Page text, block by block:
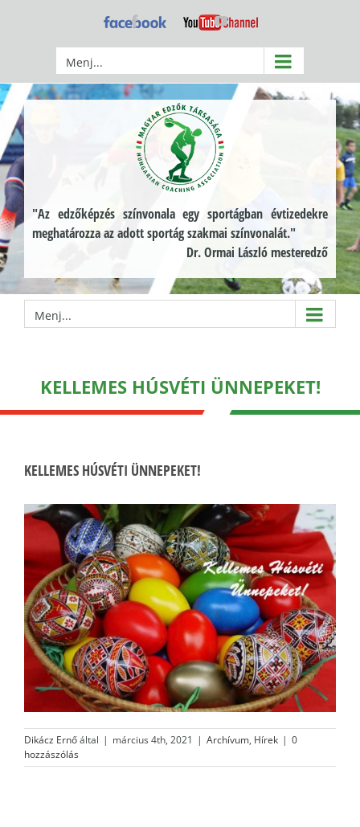
Facebook YouTube
Menj...
"Az edzőképzés színvonala egy sportágban évtizedekre
meghatározza az adott sportág szakmai színvonalát."
Dr. Ormai László mesteredző
Menj...
KELLEMES HÚSVÉTI ÜNNEPEKET!
KELLEMES HÚSVÉTI ÜNNEPEKET!
Dikácz Ernőáltal | március 4th, 2021 | Archívum, Hírek | 0
hozzászólás